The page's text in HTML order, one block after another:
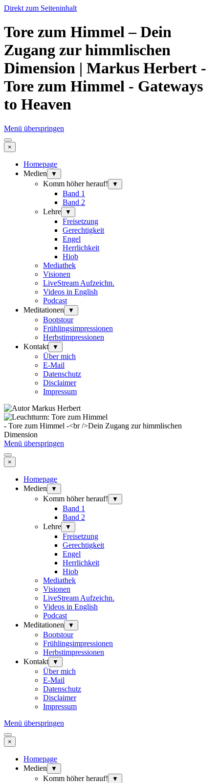
Direkt zum Seiteninhalt
Tore zum Himmel – Dein
Zugang zur himmlischen
Dimension | Markus Herbert -
Tore zum Himmel - Gateways
to Heaven
Menü überspringen
×
Homepage
Medien
▼
Komm höher herauf! ▼
Band 1
Band 2
Lehre
▼
Freisetzung
Gerechtigkeit
Engel
Herrlichkeit
Hiob
Mediathek
Visionen
LiveStream Aufzeichn.
Videos in English
Podcast
Meditationen
▼
Bootstour
Frühlingsimpressionen
Herbstimpressionen
Kontakt
▼
Über mich
E-Mail
Datenschutz
Disclaimer
Impressum
- Tore zum Himmel -<br />Dein Zugang zur himmlischen
Dimension
Menü überspringen
×
Homepage
Medien
▼
Komm höher herauf! ▼
Band 1
Band 2
Lehre
▼
Freisetzung
Gerechtigkeit
Engel
Herrlichkeit
Hiob
Mediathek
Visionen
LiveStream Aufzeichn.
Videos in English
Podcast
Meditationen
▼
Bootstour
Frühlingsimpressionen
Herbstimpressionen
Kontakt
▼
Über mich
E-Mail
Datenschutz
Disclaimer
Impressum
Menü überspringen
×
Homepage
Medien
▼
Komm höher herauf! ▼